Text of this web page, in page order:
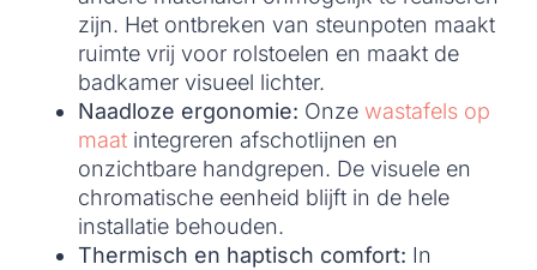
zijn. Het ontbreken van steunpoten maakt
ruimte vrij voor rolstoelen en maakt de
badkamer visueel lichter.
Naadloze ergonomie: Onze wastafels op
maat integreren afschotlijnen en
onzichtbare handgrepen. De visuele en
chromatische eenheid blijft in de hele
installatie behouden.
Thermisch en haptisch comfort: In